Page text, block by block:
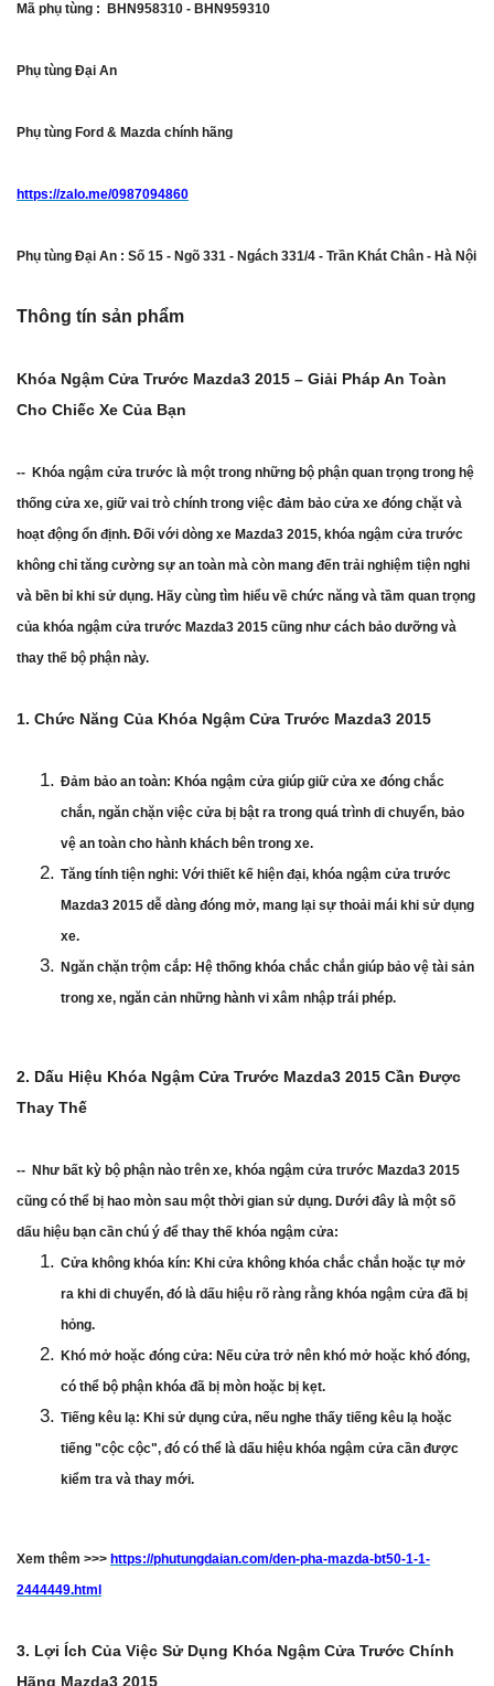
Mã phụ tùng : BHN958310 - BHN959310
Phụ tùng Đại An
Phụ tùng Ford & Mazda chính hãng
https://zalo.me/0987094860
Phụ tùng Đại An : Số 15 - Ngõ 331 - Ngách 331/4 - Trần Khát Chân - Hà Nội
Thông tín sản phẩm
Khóa Ngậm Cửa Trước Mazda3 2015 – Giải Pháp An Toàn
Cho Chiếc Xe Của Bạn
-- Khóa ngậm cửa trước là một trong những bộ phận quan trọng trong hệ
thống cửa xe, giữ vai trò chính trong việc đảm bảo cửa xe đóng chặt và
hoạt động ổn định. Đối với dòng xe Mazda3 2015, khóa ngậm cửa trước
không chỉ tăng cường sự an toàn mà còn mang đến trải nghiệm tiện nghi
và bền bỉ khi sử dụng. Hãy cùng tìm hiểu về chức năng và tầm quan trọng
của khóa ngậm cửa trước Mazda3 2015 cũng như cách bảo dưỡng và
thay thế bộ phận này.
1. Chức Năng Của Khóa Ngậm Cửa Trước Mazda3 2015
Đảm bảo an toàn: Khóa ngậm cửa giúp giữ cửa xe đóng chắc
chắn, ngăn chặn việc cửa bị bật ra trong quá trình di chuyển, bảo
vệ an toàn cho hành khách bên trong xe.
Tăng tính tiện nghi: Với thiết kế hiện đại, khóa ngậm cửa trước
Mazda3 2015 dễ dàng đóng mở, mang lại sự thoải mái khi sử dụng
xe.
Ngăn chặn trộm cắp: Hệ thống khóa chắc chắn giúp bảo vệ tài sản
trong xe, ngăn cản những hành vi xâm nhập trái phép.
2. Dấu Hiệu Khóa Ngậm Cửa Trước Mazda3 2015 Cần Được
Thay Thế
-- Như bất kỳ bộ phận nào trên xe, khóa ngậm cửa trước Mazda3 2015
cũng có thể bị hao mòn sau một thời gian sử dụng. Dưới đây là một số
dấu hiệu bạn cần chú ý để thay thế khóa ngậm cửa:
Cửa không khóa kín: Khi cửa không khóa chắc chắn hoặc tự mở
ra khi di chuyển, đó là dấu hiệu rõ ràng rằng khóa ngậm cửa đã bị
hỏng.
Khó mở hoặc đóng cửa: Nếu cửa trở nên khó mở hoặc khó đóng,
có thể bộ phận khóa đã bị mòn hoặc bị kẹt.
Tiếng kêu lạ: Khi sử dụng cửa, nếu nghe thấy tiếng kêu lạ hoặc
tiếng "cộc cộc", đó có thể là dấu hiệu khóa ngậm cửa cần được
kiểm tra và thay mới.
Xem thêm >>> https://phutungdaian.com/den-pha-mazda-bt50-1-1-
2444449.html
3. Lợi Ích Của Việc Sử Dụng Khóa Ngậm Cửa Trước Chính
Hãng Mazda3 2015